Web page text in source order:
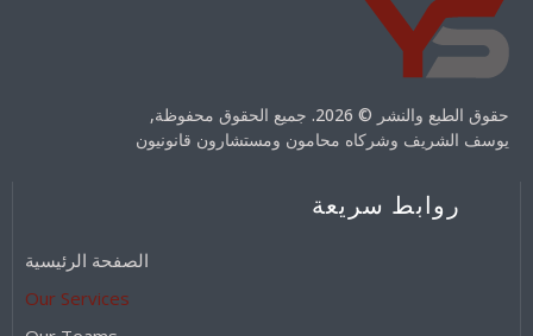
حقوق الطبع والنشر © 2026. جميع الحقوق محفوظة,
يوسف الشريف وشركاه محامون ومستشارون قانونيون
روابط سريعة
الصفحة الرئيسية
Our Services